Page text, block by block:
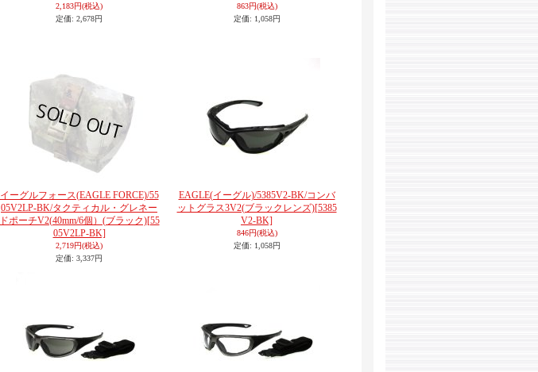
2,183円(税込)
定価: 2,678円
863円(税込)
定価: 1,058円
イーグルフォース(EAGLE FORCE)/55
05V2LP-BK/タクティカル・グレネー
ドポーチV2(40mm/6個）(ブラック)[55
05V2LP-BK]
2,719円(税込)
定価: 3,337円
EAGLE(イーグル)/5385V2-BK/コンバ
ットグラス3V2(ブラックレンズ)[5385
V2-BK]
846円(税込)
定価: 1,058円